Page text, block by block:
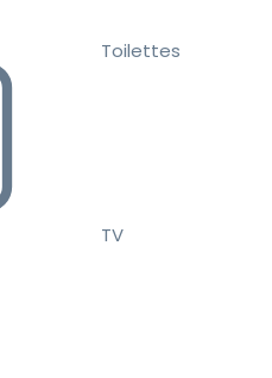
Toilettes
TV